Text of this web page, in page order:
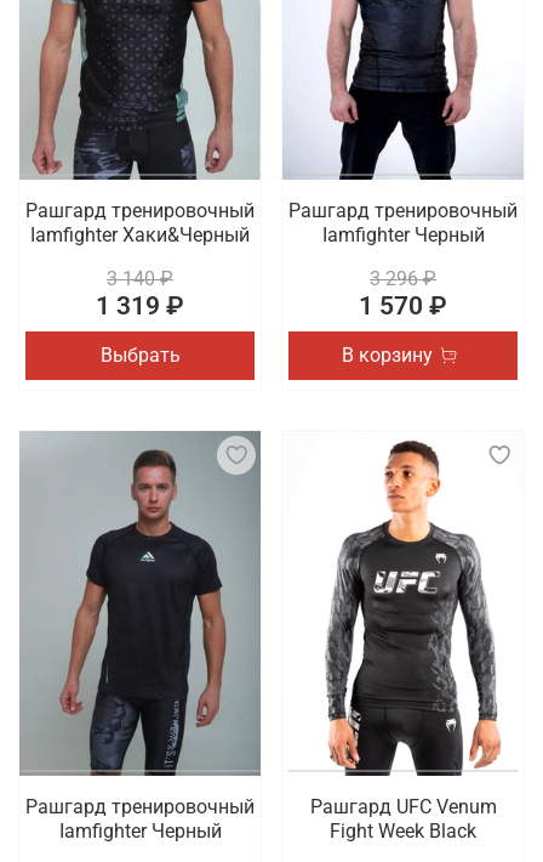
Рашгард тренировочный
Iamfighter Хаки&Черный
3 140 ₽
1 319 ₽
Выбрать
Рашгард тренировочный
Iamfighter Черный
3 296 ₽
1 570 ₽
В корзину
Рашгард тренировочный
Iamfighter Черный
Рашгард UFC Venum
Fight Week Black